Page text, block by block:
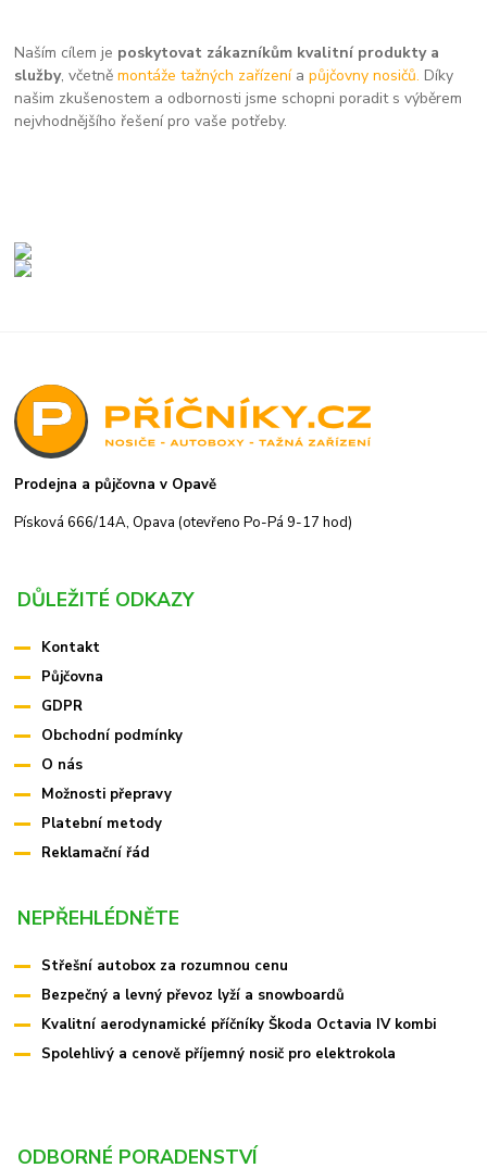
Naším cílem je poskytovat zákazníkům kvalitní produkty a
služby, včetněmontáže tažných zařízení apůjčovny nosičů. Díky
našim zkušenostem a odbornosti jsme schopni poradit s výběrem
nejvhodnějšího řešení pro vaše potřeby.
Prodejna a půjčovna v Opavě
Písková 666/14A, Opava (otevřeno Po-Pá 9-17 hod)
DŮLEŽITÉ ODKAZY
Kontakt
Půjčovna
GDPR
Obchodní podmínky
O nás
Možnosti přepravy
Platební metody
Reklamační řád
NEPŘEHLÉDNĚTE
Střešní autobox za rozumnou cenu
Bezpečný a levný převoz lyží a snowboardů
Kvalitní aerodynamické příčníky Škoda Octavia IV kombi
Spolehlivý a cenově příjemný nosič pro elektrokola
ODBORNÉ PORADENSTVÍ